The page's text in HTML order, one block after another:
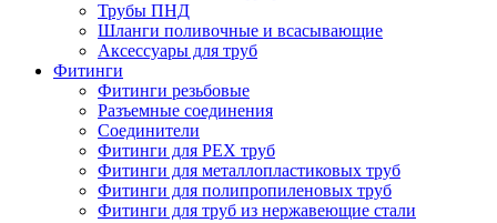
Трубы ПНД
Шланги поливочные и всасывающие
Аксессуары для труб
Фитинги
Фитинги резьбовые
Разъемные соединения
Соединители
Фитинги для PEX труб
Фитинги для металлопластиковых труб
Фитинги для полипропиленовых труб
Фитинги для труб из нержавеющие стали